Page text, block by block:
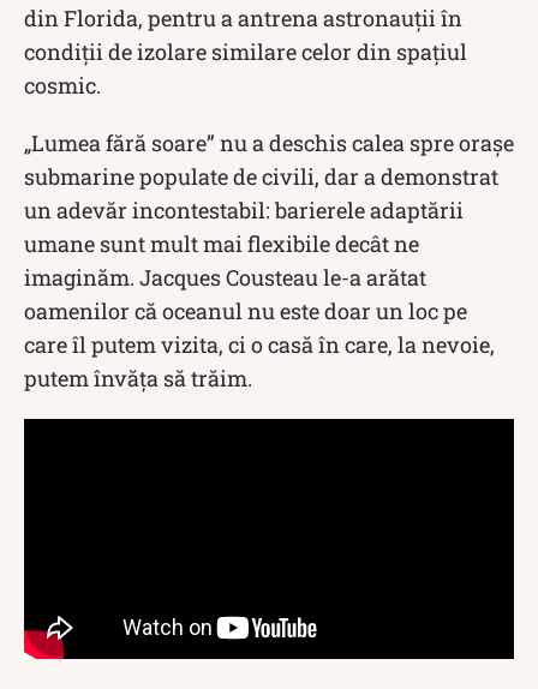
din Florida, pentru a antrena astronauții în
condiții de izolare similare celor din spațiul
cosmic.
„Lumea fără soare” nu a deschis calea spre orașe
submarine populate de civili, dar a demonstrat
un adevăr incontestabil: barierele adaptării
umane sunt mult mai flexibile decât ne
imaginăm. Jacques Cousteau le-a arătat
oamenilor că oceanul nu este doar un loc pe
care îl putem vizita, ci o casă în care, la nevoie,
putem învăța să trăim.